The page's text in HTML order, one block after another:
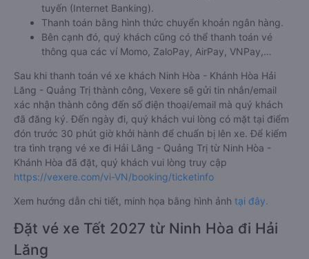
tuyến (Internet Banking).
Thanh toán bằng hình thức chuyển khoản ngân hàng.
Bên cạnh đó, quý khách cũng có thể thanh toán vé
thông qua các ví Momo, ZaloPay, AirPay, VNPay,…
Sau khi thanh toán vé xe khách Ninh Hòa - Khánh Hòa Hải
Lăng - Quảng Trị thành công, Vexere sẽ gửi tin nhắn/email
xác nhận thành công đến số điện thoại/email mà quý khách
đã đăng ký. Đến ngày đi, quý khách vui lòng có mặt tại điểm
đón trước 30 phút giờ khởi hành để chuẩn bị lên xe. Để kiểm
tra tình trạng vé xe đi Hải Lăng - Quảng Trị từ Ninh Hòa -
Khánh Hòa đã đặt, quý khách vui lòng truy cập
https://vexere.com/vi-VN/booking/ticketinfo
Xem hướng dẫn chi tiết, minh họa bằng hình ảnh tại đây.
Đặt vé xe Tết 2027 từ Ninh Hòa đi Hải
Lăng